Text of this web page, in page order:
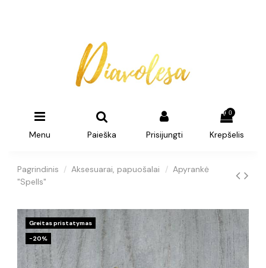
Menu Paieška Prisijungti
0
Krepšelis
Pagrindinis Aksesuarai, papuošalai
Apyrankė
"Spells"
Greitas pristatymas
−20%